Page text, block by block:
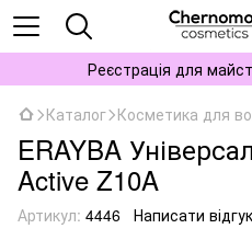
Реєстрація для
Каталог Косметика для
ERAYBA
Active Z10A
Артикул: 4446 Написати відгук